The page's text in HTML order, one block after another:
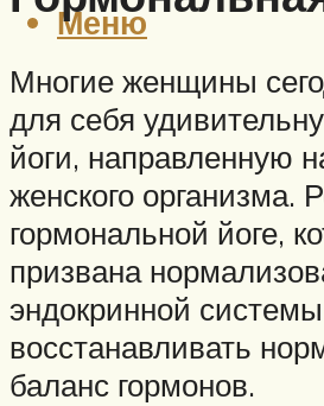
Меню
Многие женщины
для себя
йоги, направленную
женского организма.
гормональной йоге,
призвана
эндокринной
восстанавливать
баланс гормонов.